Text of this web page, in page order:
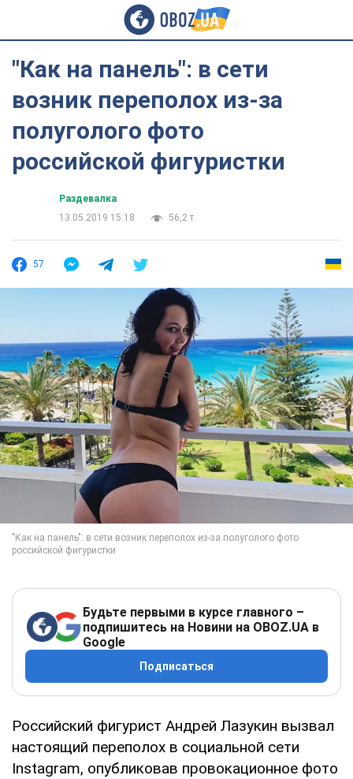
"Как на панель": в сети
возник переполох из-за
полуголого фото
российской фигуристки
Раздевалка
13.05.2019 15:18
56,2 т.
57
Будьте первыми в курсе главного –
подпишитесь на Новини на OBOZ.UA в
Google
Подписаться
Российский фигурист Андрей Лазукин вызвал
настоящий переполох в социальной сети
Instagram, опубликовав провокационное фото